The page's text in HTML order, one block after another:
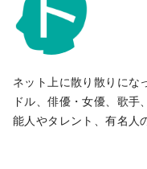
ネット上に散り散りにな
ドル、俳優・女優、歌
能人やタレント、有名人